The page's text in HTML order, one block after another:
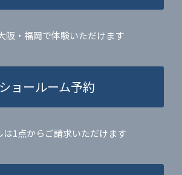
阪・福岡で体験いただけます
ショールーム予約
は1点からご請求いただけます